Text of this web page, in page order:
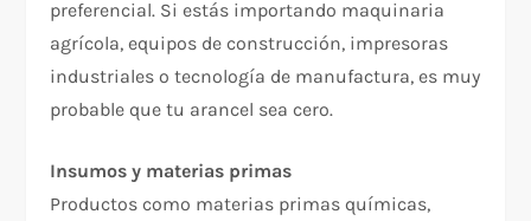
preferencial. Si estás importando maquinaria
agrícola, equipos de construcción, impresoras
industriales o tecnología de manufactura, es muy
probable que tu arancel sea cero.
Insumos y materias primas
Productos como materias primas químicas,